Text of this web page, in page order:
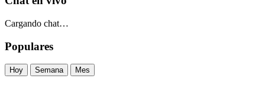
Cargando chat…
Populares
Hoy Semana Mes